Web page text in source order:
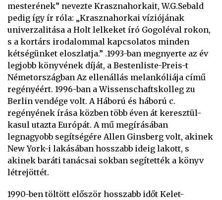
mesterének” nevezte Krasznahorkait, W.G.Sebald
pedig így ír róla: „Krasznahorkai víziójának
univerzalitása a Holt lelkeket író Gogoléval rokon,
s a kortárs irodalommal kapcsolatos minden
kétségünket eloszlatja.” .1993-ban megnyerte az év
legjobb könyvének díját, a Bestenliste-Preis-t
Németországban Az ellenállás melankóliája című
regényéért. 1996-ban a Wissenschaftskolleg zu
Berlin vendége volt. A Háború és háború c.
regényének írása közben több éven át keresztül-
kasul utazta Európát. A mű megírásában
legnagyobb segítségére Allen Ginsberg volt, akinek
New York-i lakásában hosszabb ideig lakott, s
akinek baráti tanácsai sokban segítették a könyv
létrejöttét.
1990-ben töltött először hosszabb időt Kelet-